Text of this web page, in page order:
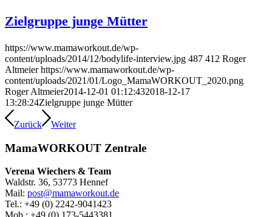
Zielgruppe junge Mütter
https://www.mamaworkout.de/wp-
content/uploads/2014/12/bodylife-interview.jpg 487 412 Roger
Altmeier https://www.mamaworkout.de/wp-
content/uploads/2021/01/Logo_MamaWORKOUT_2020.png
Roger Altmeier2014-12-01 01:12:432018-12-17
13:28:24Zielgruppe junge Mütter
Zurück Weiter
MamaWORKOUT Zentrale
Verena Wiechers & Team
Waldstr. 36, 53773 Hennef
Mail: post@mamaworkout.de
Tel.: +49 (0) 2242-9041423